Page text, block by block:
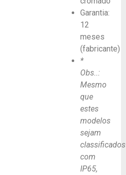
Garantia:
12
meses
(fabricante)
*
Obs..:
Mesmo
que
estes
modelos
sejam
classificados
com
IP65,